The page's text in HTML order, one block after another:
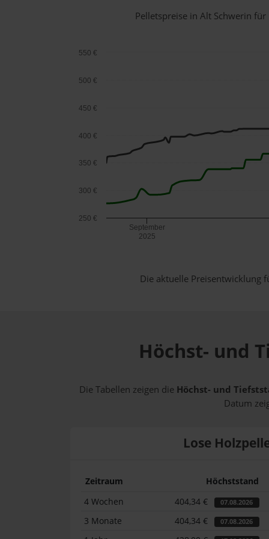
Pelletspreise in Alt Schwerin
September
2025
250 €
300 €
350 €
400 €
450 €
500 €
550 €
Die aktuelle Preisentwicklung
Höchst- und
Die Tabellen zeigen die Höchst- und
Datum
Lose
Zeitraum Höchststand
4 Wochen
404,34 € 07.08.2026
3 Monate 404,34 € 07.08.2026